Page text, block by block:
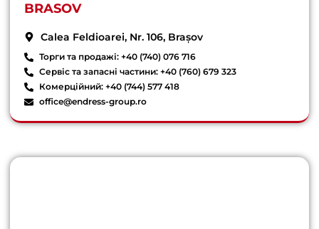
BRASOV
Calea Feldioarei, Nr. 106, Brașov
Торги та продажі: +40 (740) 076 716
Сервіс та запасні частини: +40 (760) 679 323
Комерційний: +40 (744) 577 418
office@endress-group.ro